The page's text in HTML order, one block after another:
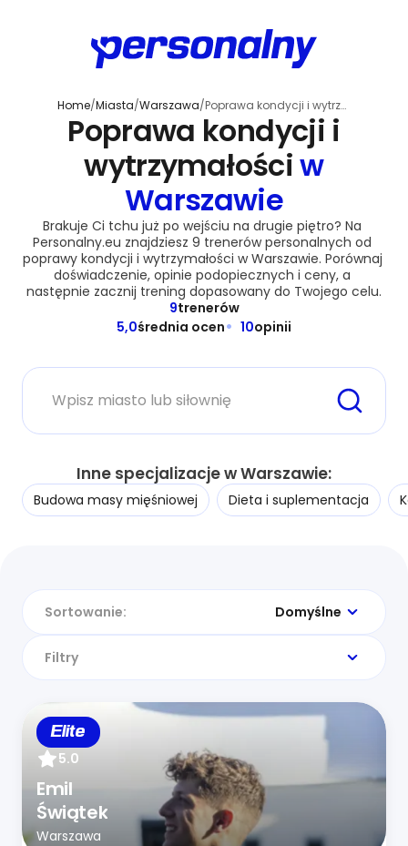
Home/Miasta/Warszawa/ Poprawa kondycji i wytrzymałości
Poprawa kondycji i
wytrzymałościw
Warszawie
Brakuje Ci tchu już po wejściu na drugie piętro? Na
Personalny.eu znajdziesz 9 trenerów personalnych od
poprawy kondycji i wytrzymałości w Warszawie. Porównaj
doświadczenie, opinie podopiecznych i ceny, a
następnie zacznij trening dopasowany do Twojego celu.
9trenerów
5,0średnia ocen 10opinii
Miasto lub siłownia
Inne specjalizacje w Warszawie:
Budowa masy mięśniowej Dieta i suplementacja
Sortowanie: Domyślne
Filtry
Elite
5.0
Emil
Świątek
Warszawa